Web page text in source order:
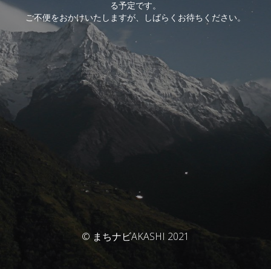
る予定です。
ご不便をおかけいたしますが、しばらくお待ちください。
© まちナビAKASHI 2021